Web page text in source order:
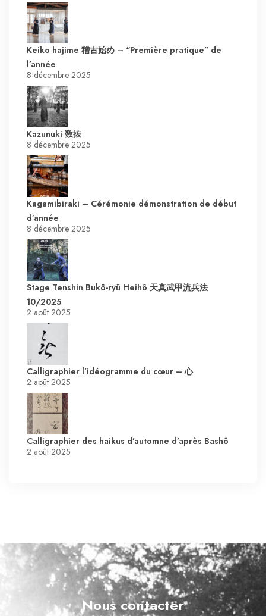
Keiko hajime 稽古始め – “Première pratique” de
l’année
8 décembre 2025
Kazunuki 数抜
8 décembre 2025
Kagamibiraki – Cérémonie démonstration de début
d’année
8 décembre 2025
Stage Tenshin Bukô-ryû Heihô 天真武甲流兵法
10/2025
2 août 2025
Calligraphier l’idéogramme du cœur – 心
2 août 2025
Calligraphier des haikus d’automne d’après Bashô
2 août 2025
Nous contacter